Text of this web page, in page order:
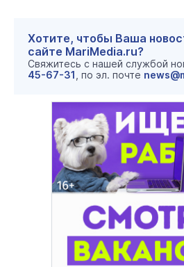
Хотите, чтобы Ваша
сайте MariMedia.ru?
Свяжитесь с нашей службой
45-67-31 , по эл. почте